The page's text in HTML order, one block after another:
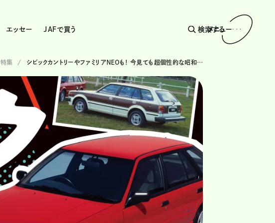
エッセー JAFで買う 検索する
メニュー
特集 シビックカントリーやファミリアNEOも！ 今見ても超個性的な昭和・平成の派生車をプレイバック!!